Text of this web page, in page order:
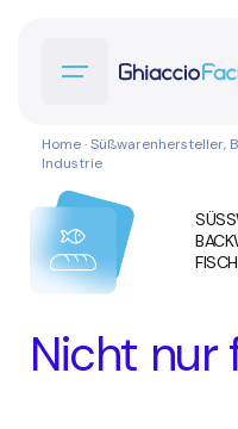
Home·
Industrie
Nicht nur